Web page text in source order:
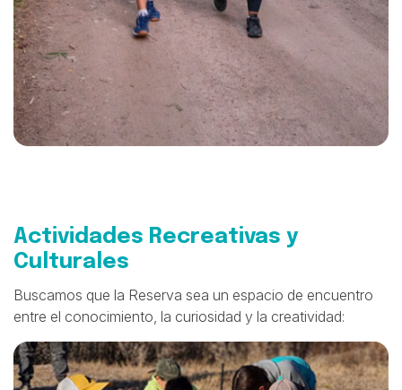
Actividades Recreativas y
Culturales
Buscamos que la Reserva sea un espacio de encuentro
entre el conocimiento, la curiosidad y la creatividad: